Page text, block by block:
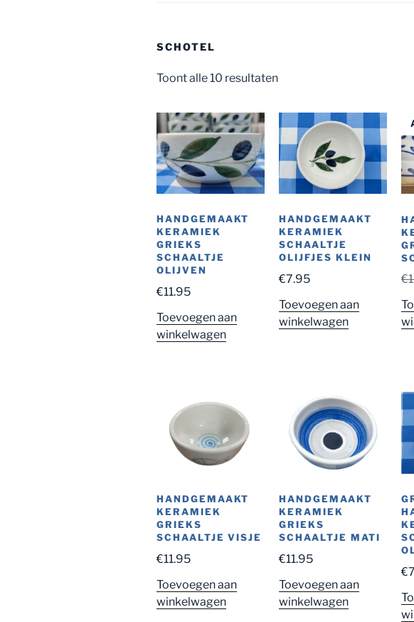
SCHOTEL
Toont alle 10 resultaten
HANDGEMAAKT
KERAMIEK
GRIEKS
SCHAALTJE
OLIJVEN
€11.95
Toevoegen aan
winkelwagen
HANDGEMAAKT
KERAMIEK
SCHAALTJE
OLIJFJES KLEIN
€7.95
Toevoegen aan
winkelwagen
€
HANDGEMAAKT
KERAMIEK
GRIEKS
SCHAALTJE VISJE
€11.95
Toevoegen aan
winkelwagen
HANDGEMAAKT
KERAMIEK
GRIEKS
SCHAALTJE MATI
€11.95
Toevoegen aan
winkelwagen
€